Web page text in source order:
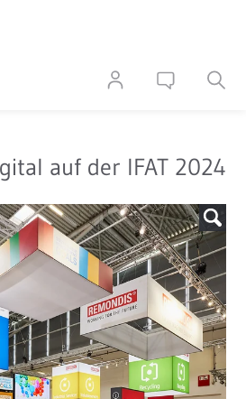
auf der IFAT 2024